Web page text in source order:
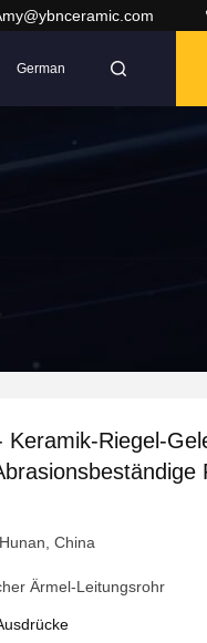
German
Keramik-Riegel-
China
Ärmel-Leitungsrohr